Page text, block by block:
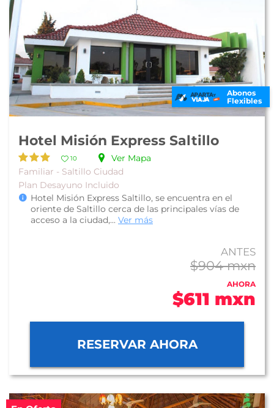
Abonos
Flexibles
Hotel Misión Express Saltillo
10
Ver Mapa
Familiar - Saltillo Ciudad
Plan Desayuno Incluido
Hotel Misión Express Saltillo, se encuentra en el
oriente de Saltillo cerca de las principales vías de
acceso a la ciudad,... Ver más
ANTES
$904 mxn
AHORA
$611 mxn
RESERVAR AHORA